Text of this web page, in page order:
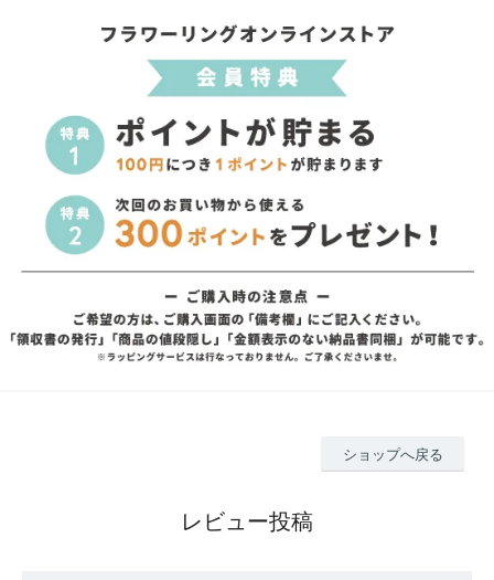
ショップへ戻る
レビュー投稿